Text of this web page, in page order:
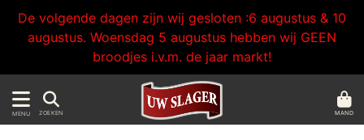
De volgende dagen zijn wij gesloten :6 augustus & 10
augustus. Woensdag 5 augustus hebben wij GEEN
broodjes i.v.m. de jaar markt!
MENU ZOEKEN MAND